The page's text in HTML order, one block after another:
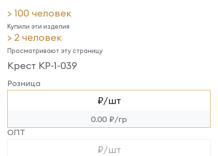
> 100 человек
Купили эти изделия
> 2 человек
Просматривают эту страницу
Крест КР-1-039
Розница
₽/шт
0.00 ₽/гр
ОПТ
₽/шт